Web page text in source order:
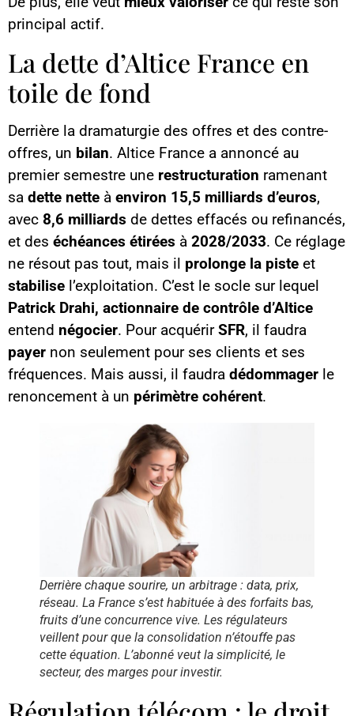
principal actif.
La dette d’Altice France en
toile de fond
Derrière la dramaturgie des offres et des contre-
offres, un bilan. Altice France a annoncé au
premier semestre une restructuration ramenant
sa dette nette à environ 15,5 milliards d’euros,
avec 8,6 milliards de dettes effacés ou refinancés,
et des échéances étirées à 2028/2033. Ce réglage
ne résout pas tout, mais il prolonge la piste et
stabilise l’exploitation. C’est le socle sur lequel
Patrick Drahi, actionnaire de contrôle d’Altice
entend négocier. Pour acquérirSFR, il faudra
payer non seulement pour ses clients et ses
fréquences. Mais aussi, il faudra dédommager le
renoncement à un périmètre cohérent.
Derrière chaque sourire, un arbitrage : data, prix,
réseau. La France s’est habituée à des forfaits bas,
fruits d’une concurrence vive. Les régulateurs
veillent pour que la consolidation n’étouffe pas
cette équation. L’abonné veut la simplicité, le
secteur, des marges pour investir.